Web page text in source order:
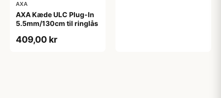
AXA
AXA Kæde ULC Plug-In
5.5mm/130cm til ringlås
409,00 kr